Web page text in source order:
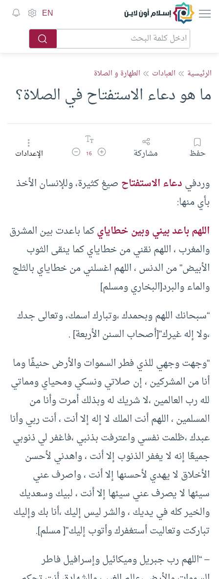
إسلام أون لاين EN
الرئيسية العبادات الطهارة و الصلاة
ما هو دعاء الاستفتاح في الصلاة؟
حفظ مشاركة زيادة حجم الخط
16 تقليل حجم الخطالإعدادات
وردفيدعاء الاستفتاح صيغ كثيرة، وللإنسان الأخذ
بأي منها:
اللهم باعد بيني وبين خطايايكما باعدت بين المشرق
والمغرب ، اللهم نقني من خطاياي كما ينقى الثوب
الأبيض” من الدنس ، اللهم اغسلني من خطاياي بالثلج
والماء والبرد[البخاري ومسلم]
“سبحانك اللهم وبحمدك ،وتبارك اسمك، وتعالى جدك
،ولا إله غيرك”[أصحاب السنن الأربعة] .
“وجهت وجهي للذي فطر السموات والأرض حنيفًا وما
أنا من المشركين ، إن صلاتي ونسكي ومحياي ومماتي
لله رب العالمين ،لا شريك له وبذلك أمرت وأنا من
المسلمين ، اللهم أنت الملك لا إله إلا أنت ، أنت ربي وأنا
عبدك ،ظلمت نفسي واعترفت بذنبي ،فاغفر لي ذنوبي
جميعًا إنه لا يغفر الذنوب إلا أنت ، واهدني لأحسن
الأخلاق لا يهدي لأحسنها إلا أنت ، واصرف عني
سيئها لا يصرف عني سيئها إلا أنت ، لبيك وسعديك
والخير كله في يديك ، والشر ليس إليك ،أنا بك وإليك
تباركت وتعاليت أستغفرك وأتوب إليك”[ مسلم].
– “اللهم رب جبريل وميكائيل وإسرافيل فاطر